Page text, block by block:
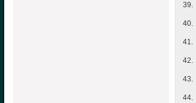
39.
40.
41.
42.
43.
44.